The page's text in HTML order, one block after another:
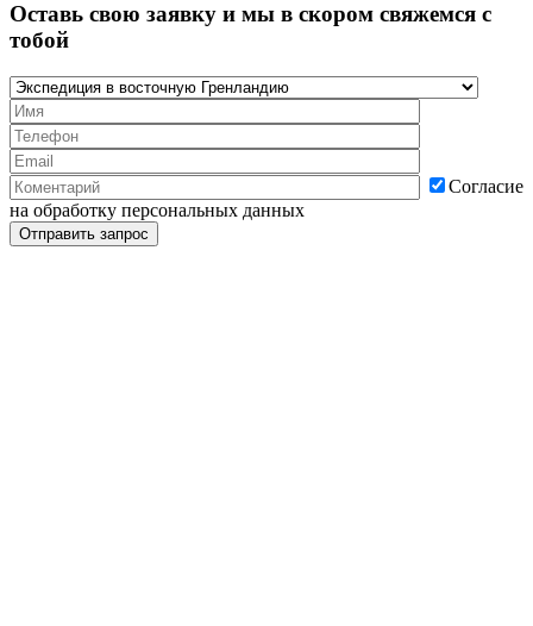
Оставь свою заявку и мы в скором свяжемся с
тобой
Согласие
на обработку персональных данных